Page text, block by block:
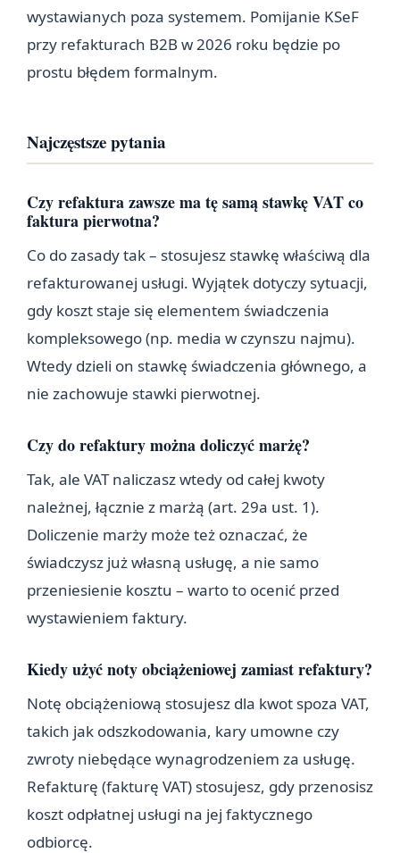
wystawianych poza systemem. Pomijanie KSeF
przy refakturach B2B w 2026 roku będzie po
prostu błędem formalnym.
Najczęstsze pytania
Czy refaktura zawsze ma tę samą stawkę VAT co
faktura pierwotna?
Co do zasady tak – stosujesz stawkę właściwą dla
refakturowanej usługi. Wyjątek dotyczy sytuacji,
gdy koszt staje się elementem świadczenia
kompleksowego (np. media w czynszu najmu).
Wtedy dzieli on stawkę świadczenia głównego, a
nie zachowuje stawki pierwotnej.
Czy do refaktury można doliczyć marżę?
Tak, ale VAT naliczasz wtedy od całej kwoty
należnej, łącznie z marżą (art. 29a ust. 1).
Doliczenie marży może też oznaczać, że
świadczysz już własną usługę, a nie samo
przeniesienie kosztu – warto to ocenić przed
wystawieniem faktury.
Kiedy użyć noty obciążeniowej zamiast refaktury?
Notę obciążeniową stosujesz dla kwot spoza VAT,
takich jak odszkodowania, kary umowne czy
zwroty niebędące wynagrodzeniem za usługę.
Refakturę (fakturę VAT) stosujesz, gdy przenosisz
koszt odpłatnej usługi na jej faktycznego
odbiorcę.